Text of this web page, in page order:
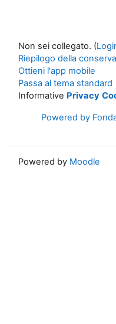
Non sei collegato. (
Riepilogo della
Ottieni l'app mobile
Passa al tema standard
Informative Privacy
Powered by
Powered by Moodle